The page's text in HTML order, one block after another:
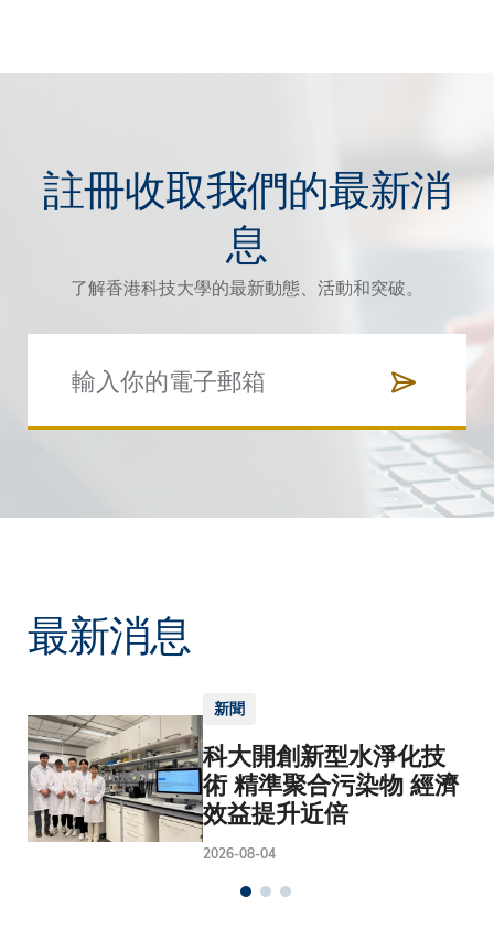
註冊收取我們的最新消
息
了解香港科技大學的最新動態、活動和突破。
最新消息
新聞
科大開創新型水淨化技
術 精準聚合污染物 經濟
效益提升近倍
2026-08-04